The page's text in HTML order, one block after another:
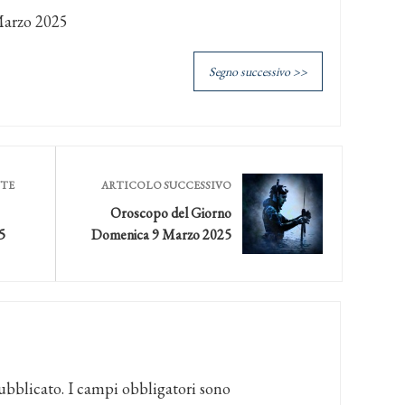
2025
Segno successivo >>
ARTICOLO SUCCESSIVO
Oroscopo del Giorno
Domenica 9 Marzo 2025
I campi obbligatori sono